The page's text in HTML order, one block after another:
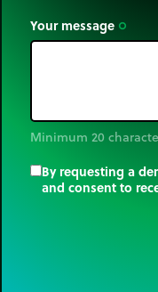
Your message trip_origin
Minimum 20
By requesting a
and consent to